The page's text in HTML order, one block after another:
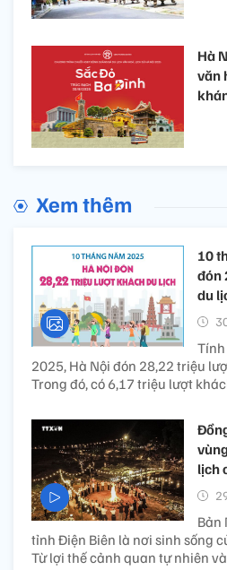
Hà
văn
Xem thêm
10
đón
du
2025, Hà Nội đón 28,22 triệu
Trong đó, có 6,17 triệu lượt
lịch
Bản
tỉnh Điện Biên là nơi sinh sống
Từ lợi thế cảnh quan tự nhiên